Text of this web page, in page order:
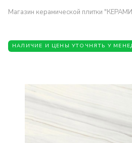
Магазин керамической плитки
НАЛИЧИЕ И ЦЕНЫ УТОЧНЯТЬ У